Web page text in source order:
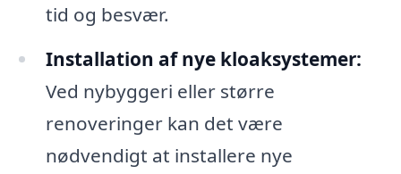
tid og besvær.
Installation af nye kloaksystemer:
Ved nybyggeri eller større
renoveringer kan det være
nødvendigt at installere nye